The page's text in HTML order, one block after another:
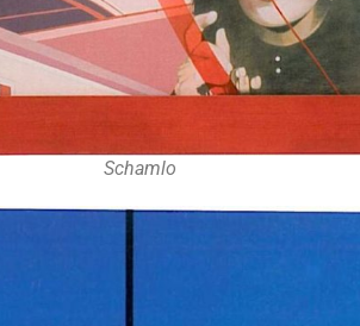
Schamlo